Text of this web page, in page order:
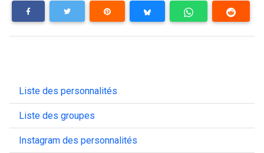
Liste des personnalités
Liste des groupes
Instagram des personnalités